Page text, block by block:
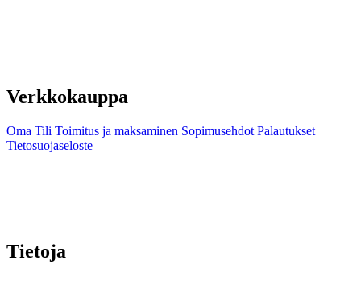
Verkkokauppa
Oma Tili Toimitus ja maksaminen Sopimusehdot Palautukset
Tietosuojaseloste
Tietoja